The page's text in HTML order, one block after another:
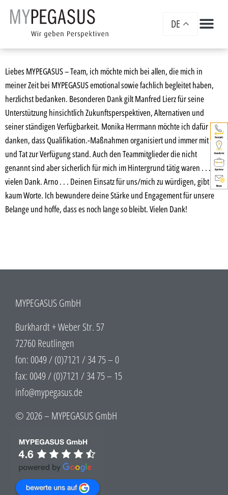
DE
Liebes MYPEGASUS – Team, ich möchte mich bei allen, die mich in
meiner Zeit bei MYPEGASUS emotional sowie fachlich begleitet haben,
herzlichst bedanken. Besonderen Dank gilt Manfred Lierz für seine
Unterstützung hinsichtlich Zukunftsperspektiven, Alternativen und
seiner ständigen Verfügbarkeit. Monika Herrmann möchte ich dafür
danken, dass Qualifikation.-Maßnahmen organisiert und immer mit Rat
und Tat zur Verfügung stand. Auch den Teammitglieder die nicht
genannt sind aber sicherlich für mich im Hintergrund tätig waren . . .
vielen Dank. Arno . . . Deinen Einsatz für uns/mich zu würdigen, gibt es
kaum Worte. Ich bewundere deine Stärke und Engagement für unsere
Belange und hoffe, dass es noch lange so bleibt. Vielen Dank!
MYPEGASUS GmbH
Burkhardt + Weber Str. 57
72760 Reutlingen
fon: 0049 / (0)7121 / 34 75 – 0
fax: 0049 / (0)7121 / 34 75 – 15
info@mypegasus.de
© 2026 – MYPEGASUS GmbH